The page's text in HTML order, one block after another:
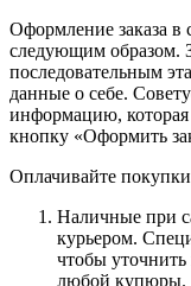
Оформление заказа в
следующим образом.
последовательным
данные о себе.
информацию,
кнопку «Оформить
Оплачивайте
Наличные при
курьером.
чтобы уточнить
любой купюры.